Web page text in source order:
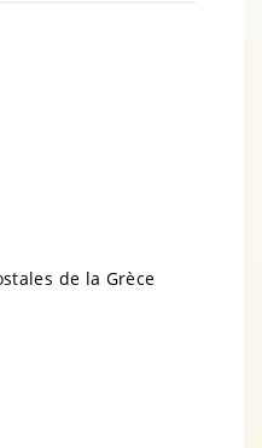
de la Grèce